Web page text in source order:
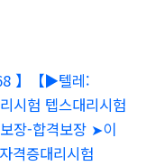
】【▶텔레:
시험 텝스대리시험
장-합격보장 ➤이
격증대리시험